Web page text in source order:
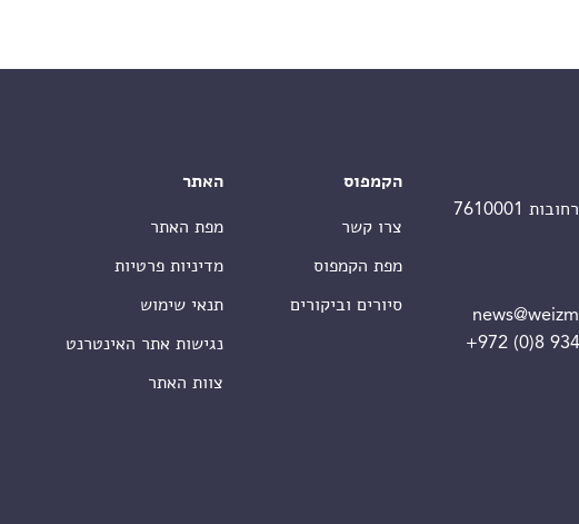
+972 (0)8
הקמפוס
צרו קשר
מפת הקמפוס
סיורים וביקורים
האתר
מפת האתר
מדיניות פרטיות
תנאי שימוש
נגישות אתר האינטרנט
צוות האתר